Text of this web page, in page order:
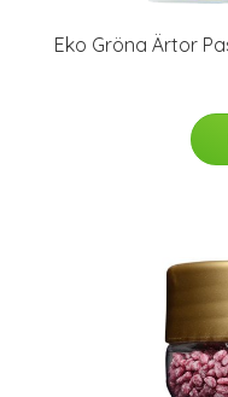
Eko Gröna Ärtor